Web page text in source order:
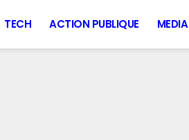
TECH ACTION PUBLIQUE MEDIA